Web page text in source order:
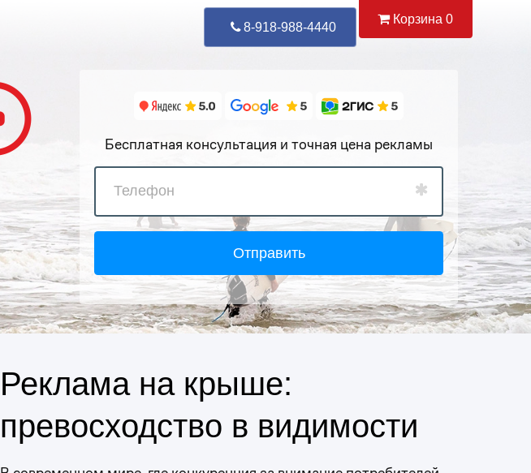
Корзина 0
8-918-988-4440 Уже Позвонили
Бесплатная консультация и точная цена рекламы
Отправить
Реклама на крыше:
превосходство в видимости